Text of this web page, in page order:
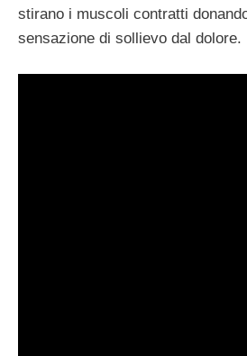
stirano i muscoli contratti
sensazione di sollievo dal dolore.